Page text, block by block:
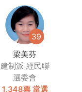
39
梁美芬
建制派 經民聯
選委會
1,348票 當選